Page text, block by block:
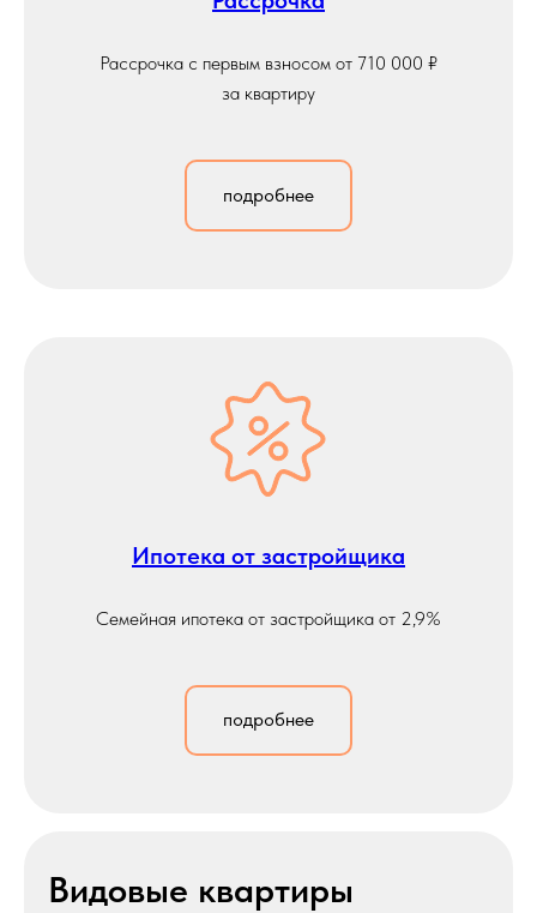
Рассрочка с первым взносом от 710 000 ₽
за квартиру
подробнее
Ипотека от застройщика
Семейная ипотека от застройщика от 2,9%
подробнее
Видовые квартиры